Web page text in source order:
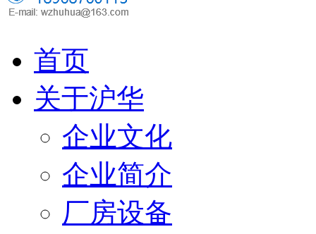
首页
关于沪华
企业文化
企业简介
厂房设备